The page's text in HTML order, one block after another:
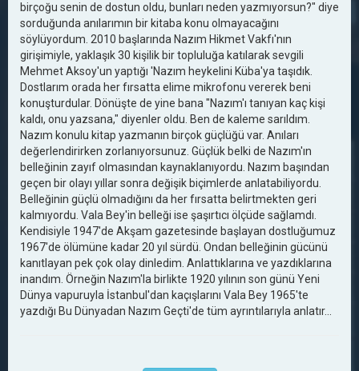
birçoğu senin de dostun oldu, bunları neden yazmıyorsun?" diye
sorduğunda anılarımın bir kitaba konu olmayacağını
söylüyordum. 2010 başlarında Nazım Hikmet Vakfı'nın
girişimiyle, yaklaşık 30 kişilik bir topluluğa katılarak sevgili
Mehmet Aksoy'un yaptığı 'Nazım heykelini Küba'ya taşıdık.
Dostlarım orada her fırsatta elime mikrofonu vererek beni
konuşturdular. Dönüşte de yine bana "Nazım'ı tanıyan kaç kişi
kaldı, onu yazsana," diyenler oldu. Ben de kaleme sarıldım.
Nazım konulu kitap yazmanın birçok güçlüğü var. Anıları
değerlendirirken zorlanıyorsunuz. Güçlük belki de Nazım'ın
belleğinin zayıf olmasından kaynaklanıyordu. Nazım başından
geçen bir olayı yıllar sonra değişik biçimlerde anlatabiliyordu.
Belleğinin güçlü olmadığını da her fırsatta belirtmekten geri
kalmıyordu. Vala Bey'in belleği ise şaşırtıcı ölçüde sağlamdı.
Kendisiyle 1947'de Akşam gazetesinde başlayan dostluğumuz
1967'de ölümüne kadar 20 yıl sürdü. Ondan belleğinin gücünü
kanıtlayan pek çok olay dinledim. Anlattıklarına ve yazdıklarına
inandım. Örneğin Nazım'la birlikte 1920 yılının son günü Yeni
Dünya vapuruyla İstanbul'dan kaçışlarını Vala Bey 1965'te
yazdığı Bu Dünyadan Nazım Geçti'de tüm ayrıntılarıyla anlatır...